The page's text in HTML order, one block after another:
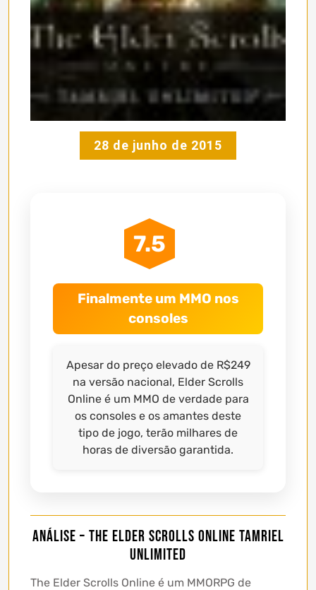
28 de junho de 2015
7.5
Finalmente um MMO nos
consoles
Apesar do preço elevado de R$249
na versão nacional, Elder Scrolls
Online é um MMO de verdade para
os consoles e os amantes deste
tipo de jogo, terão milhares de
horas de diversão garantida.
Análise – The Elder Scrolls Online Tamriel
Unlimited
The Elder Scrolls Online é um MMORPG de